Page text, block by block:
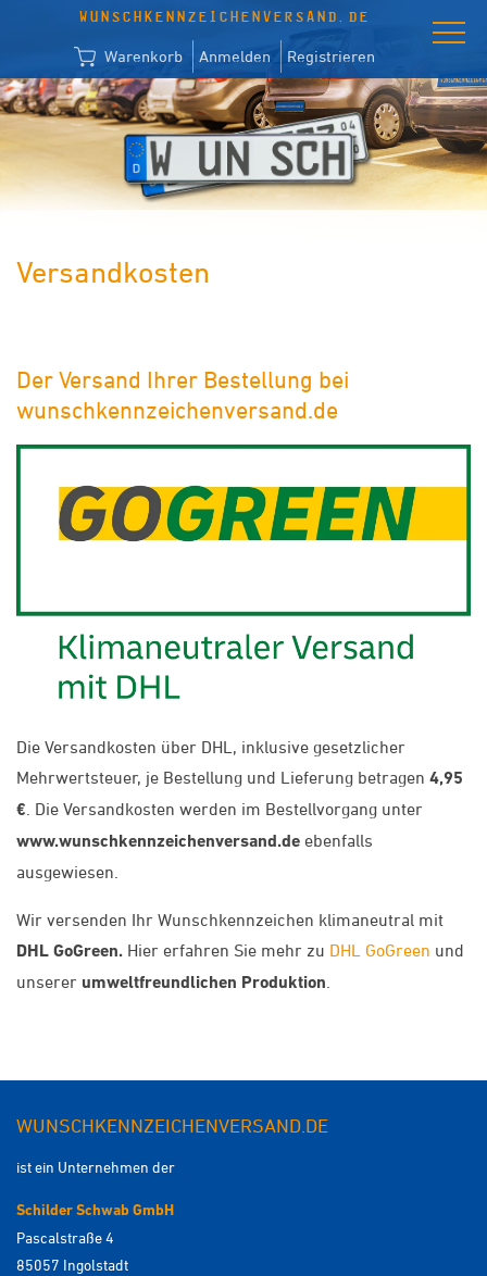
WUNSCHKENNZEICHENVERSAND.DE
Warenkorb Anmelden Registrieren
Versandkosten
Der Versand Ihrer Bestellung bei
wunschkennzeichenversand.de
Die Versandkosten über DHL, inklusive gesetzlicher
Mehrwertsteuer, je Bestellung und Lieferung betragen 4,95
€ . Die Versandkosten werden im Bestellvorgang unter
www.wunschkennzeichenversand.de ebenfalls
ausgewiesen.
Wir versenden Ihr Wunschkennzeichen klimaneutral mit
DHL GoGreen. Hier erfahren Sie mehr zu DHL GoGreen und
unserer umweltfreundlichen Produktion
WUNSCHKENNZEICHENVERSAND.DE
ist ein Unternehmen der
Schilder Schwab GmbH
Pascalstraße 4
85057 Ingolstadt